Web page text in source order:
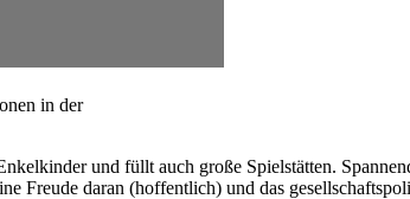
in der
und füllt auch große Spielstätten.
Freude daran (hoffentlich) und das